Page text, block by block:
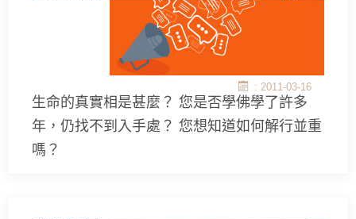
: 2011-03-16
生命的真實相是甚麼？ 您是否學佛學了許多
年，仍找不到入手處？ 您想知道如何解行並重
嗎？